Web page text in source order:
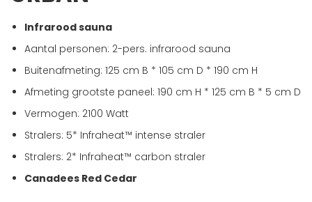
Infrarood sauna
Aantal personen: 2-pers. infrarood sauna
Buitenafmeting: 125 cm B * 105 cm D * 190 cm H
Afmeting grootste paneel: 190 cm H * 125 cm B * 5 cm D
Vermogen: 2100 Watt
Stralers: 5* Infraheat™ intense straler
Stralers: 2* Infraheat™ carbon straler
Canadees Red Cedar
van
afbeeldingen-
gallerij